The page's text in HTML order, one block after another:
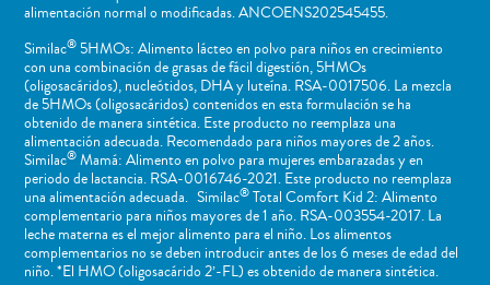
alimentación normal o modificadas. ANCOENS202545455.
Similac®5HMOs: Alimento lácteo en polvo para niños en crecimiento
con una combinación de grasas de fácil digestión, 5HMOs
(oligosacáridos), nucleótidos, DHA y luteína. RSA-0017506. La mezcla
de 5HMOs (oligosacáridos) contenidos en esta formulación se ha
obtenido de manera sintética. Este producto no reemplaza una
alimentación adecuada. Recomendado para niños mayores de 2 años.
Similac®Mamá: Alimento en polvo para mujeres embarazadas y en
periodo de lactancia. RSA-0016746-2021. Este producto no reemplaza
una alimentación adecuada. Similac®Total Comfort Kid 2: Alimento
complementario para niños mayores de 1 año. RSA-003554-2017. La
leche materna es el mejor alimento para el niño. Los alimentos
complementarios no se deben introducir antes de los 6 meses de edad del
niño. *El HMO (oligosacárido 2’-FL) es obtenido de manera sintética.